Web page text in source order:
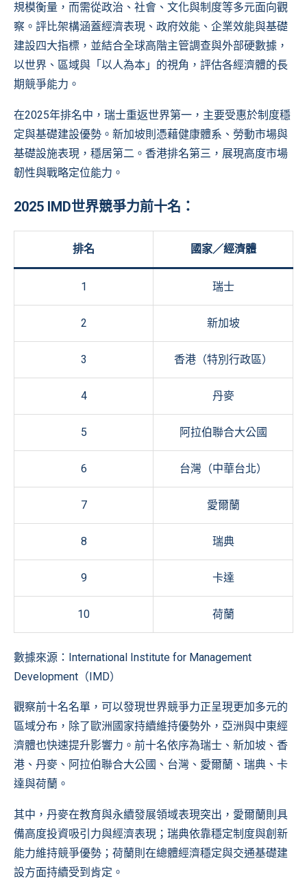
規模衡量，而需從政治、社會、文化與制度等多元面向觀
察。評比架構涵蓋經濟表現、政府效能、企業效能與基礎
建設四大指標，並結合全球高階主管調查與外部硬數據，
以世界、區域與「以人為本」的視角，評估各經濟體的長
期競爭能力。
在2025年排名中，瑞士重返世界第一，主要受惠於制度穩
定與基礎建設優勢。新加坡則憑藉健康體系、勞動市場與
基礎設施表現，穩居第二。香港排名第三，展現高度市場
韌性與戰略定位能力。
2025 IMD世界競爭力前十名：
排名 國家／經濟體
1 瑞士
2 新加坡
3 香港（特別行政區）
4 丹麥
5 阿拉伯聯合大公國
6 台灣（中華台北）
7 愛爾蘭
8 瑞典
9 卡達
10 荷蘭
數據來源：International Institute for Management
Development（IMD）
觀察前十名名單，可以發現世界競爭力正呈現更加多元的
區域分布，除了歐洲國家持續維持優勢外，亞洲與中東經
濟體也快速提升影響力。前十名依序為瑞士、新加坡、香
港、丹麥、阿拉伯聯合大公國、台灣、愛爾蘭、瑞典、卡
達與荷蘭。
其中，丹麥在教育與永續發展領域表現突出，愛爾蘭則具
備高度投資吸引力與經濟表現；瑞典依靠穩定制度與創新
能力維持競爭優勢；荷蘭則在總體經濟穩定與交通基礎建
設方面持續受到肯定。